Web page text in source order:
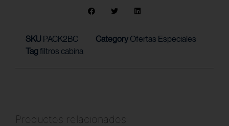
SKU PACK2BC Category Ofertas Especiales
Tagfiltros cabina
Productos relacionados